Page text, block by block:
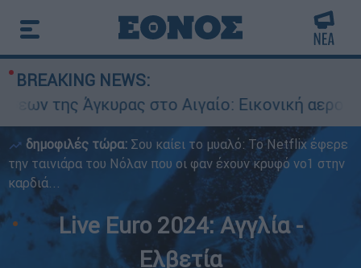
BREAKING NEWS:
στο Αιγαίο: Εικονική αερομαχία
δημοφιλές τώρα: Σου καίει το μυαλό: Το Netflix έφερε
την ταινιάρα του Νόλαν που οι φαν έχουν κρυφό νο1 στην
καρδιά...
Live Euro 2024: Αγγλία -
Ελβετία